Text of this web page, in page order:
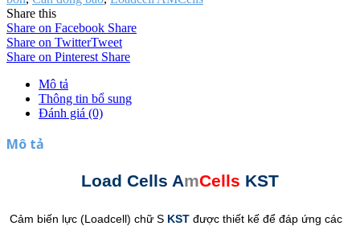
Share this
Share on Facebook Share
Share on TwitterTweet
Share on Pinterest Share
Mô tả
Thông tin bổ sung
Đánh giá (0)
Mô tả
Load Cells AmCells KST
Cảm biến lực (Loadcell) chữ S KST được thiết kế để đáp ứng các